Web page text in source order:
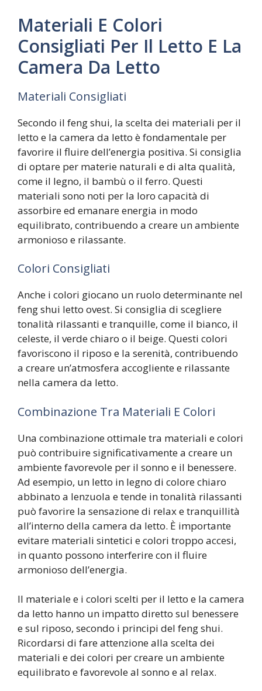
Materiali E Colori
Consigliati Per Il Letto E La
Camera Da Letto
Materiali Consigliati
Secondo il feng shui, la scelta dei materiali per il
letto e la camera da letto è fondamentale per
favorire il fluire dell’energia positiva. Si consiglia
di optare per materie naturali e di alta qualità,
come il legno, il bambù o il ferro. Questi
materiali sono noti per la loro capacità di
assorbire ed emanare energia in modo
equilibrato, contribuendo a creare un ambiente
armonioso e rilassante.
Colori Consigliati
Anche i colori giocano un ruolo determinante nel
feng shui letto ovest. Si consiglia di scegliere
tonalità rilassanti e tranquille, come il bianco, il
celeste, il verde chiaro o il beige. Questi colori
favoriscono il riposo e la serenità, contribuendo
a creare un’atmosfera accogliente e rilassante
nella camera da letto.
Combinazione Tra Materiali E Colori
Una combinazione ottimale tra materiali e colori
può contribuire significativamente a creare un
ambiente favorevole per il sonno e il benessere.
Ad esempio, un letto in legno di colore chiaro
abbinato a lenzuola e tende in tonalità rilassanti
può favorire la sensazione di relax e tranquillità
all’interno della camera da letto. È importante
evitare materiali sintetici e colori troppo accesi,
in quanto possono interferire con il fluire
armonioso dell’energia.
Il materiale e i colori scelti per il letto e la camera
da letto hanno un impatto diretto sul benessere
e sul riposo, secondo i principi del feng shui.
Ricordarsi di fare attenzione alla scelta dei
materiali e dei colori per creare un ambiente
equilibrato e favorevole al sonno e al relax.